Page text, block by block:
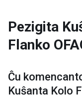
Pezigita
Flanko
Ĉu
Kuŝanta Kolo